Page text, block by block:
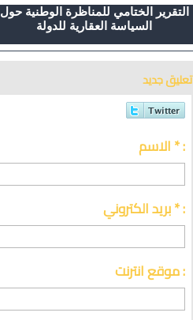
التقرير الختامي للمناظرة الوطنية حول
السياسة العقارية للدولة
تعليق جديد
الاسم * :
بريد الكتروني * :
موقع انترنت :